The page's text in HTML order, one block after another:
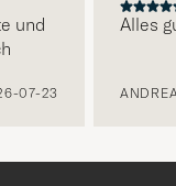
23
Alles
ANDREAS